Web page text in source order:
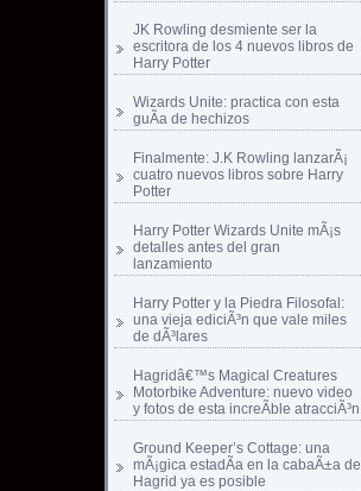
JK Rowling desmiente ser la
escritora de los 4 nuevos libros de
Harry Potter
Wizards Unite: practica con esta
guÃ­a de hechizos
Finalmente: J.K Rowling lanzarÃ¡
cuatro nuevos libros sobre Harry
Potter
Harry Potter Wizards Unite mÃ¡s
detalles antes del gran
lanzamiento
Harry Potter y la Piedra Filosofal:
una vieja ediciÃ³n que vale miles
de dÃ³lares
Hagridâ€™s Magical Creatures
Motorbike Adventure: nuevo video
y fotos de esta increÃ­ble atracciÃ³n
Ground Keeper’s Cottage: una
mÃ¡gica estadÃ­a en la cabaÃ±a de
Hagrid ya es posible